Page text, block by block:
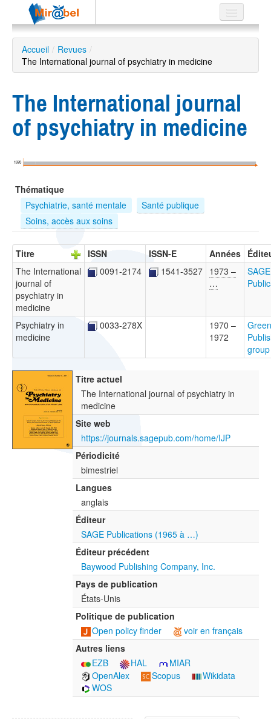
Le réseau
Soutien
avancée
ES
?
Accueil / Revues /
The International journal of psychiatry in medicine
The International journal
of psychiatry in medicine
1970
Thématique
Psychiatrie, santé mentale
Santé publique
Soins, accès aux soins
Titre ISSN ISSN-E Années
The International
journal of
psychiatry in
medicine
0091-2174 1541-3527 1973 –
…
SAGE
Psychiatry in
medicine
0033-278X
1970 –
1972
group
Titre actuel
The International journal of psychiatry in
medicine
Site web
https://journals.sagepub.com/home/IJP
Périodicité
bimestriel
Langues
anglais
Éditeur
SAGE Publications (1965 à …)
Éditeur précédent
Baywood Publishing Company, Inc.
Pays de publication
États-Unis
Politique de publication
Open policy finder
voir en français
Autres liens
EZB
HAL
MIAR
OpenAlex
Scopus
Wikidata
WOS